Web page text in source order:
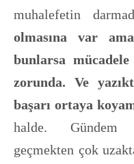
muhalefetin
olmasına var
bunlarsa
zorunda. Ve
başarı ortaya
halde. Gündem
geçmekten çok